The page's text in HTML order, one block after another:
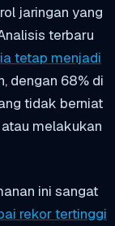
jaringan yang
terbaru
tetap menjadi
dengan 68% di
tidak berniat
melakukan
ini sangat
rekor tertinggi